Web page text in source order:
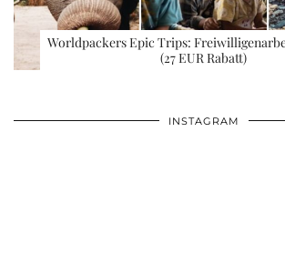
Worldpackers Epic Trips:
(27 EUR Rabatt)
INSTAGRAM